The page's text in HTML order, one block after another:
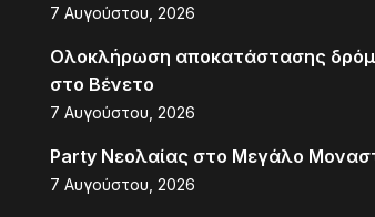
7 Αυγούστου, 2026
Ολοκλήρωση αποκατάστασης
στο Βένετο
7 Αυγούστου, 2026
Party Νεολαίας στο Μεγάλο
7 Αυγούστου, 2026